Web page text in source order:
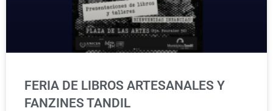
FERIA DE LIBROS ARTESANALES Y
FANZINES TANDIL